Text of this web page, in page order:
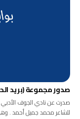
صدور مجموعة (بريد
صدرت عن نادي الجوف الأدبي
للشاعر محمد جميل أحمد .